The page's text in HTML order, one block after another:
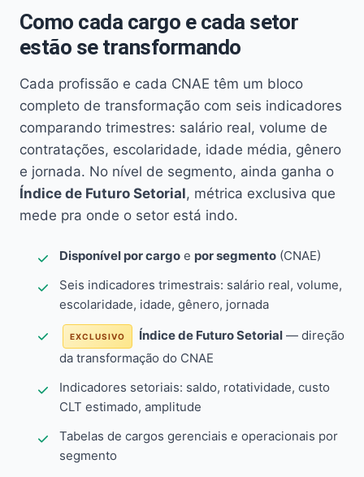
Como cada cargo e cada setor
estão se transformando
Cada profissão e cada CNAE têm um bloco
completo de transformação com seis indicadores
comparando trimestres: salário real, volume de
contratações, escolaridade, idade média, gênero
e jornada. No nível de segmento, ainda ganha o
Índice de Futuro Setorial, métrica exclusiva que
mede pra onde o setor está indo.
Disponível por cargo e por segmento (CNAE)
Seis indicadores trimestrais: salário real, volume,
escolaridade, idade, gênero, jornada
EXCLUSIVO Índice de Futuro Setorial — direção
da transformação do CNAE
Indicadores setoriais: saldo, rotatividade, custo
CLT estimado, amplitude
Tabelas de cargos gerenciais e operacionais por
segmento